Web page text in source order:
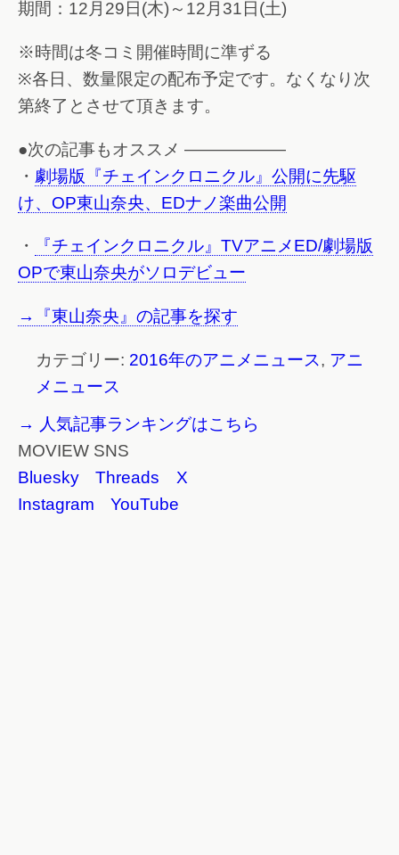
期間：12月29日(木)～12月31日(土)
※時間は冬コミ開催時間に準ずる
※各日、数量限定の配布予定です。なくなり次
第終了とさせて頂きます。
●次の記事もオススメ ——————
・ 劇場版『チェインクロニクル』公開に先駆
け、OP東山奈央、EDナノ楽曲公開
・
『チェインクロニクル』TVアニメED/劇場版
OPで東山奈央がソロデビュー
→『東山奈央』の記事を探す
カテゴリー: 2016年のアニメニュース, アニ
メニュース
→ 人気記事ランキングはこちら
MOVIEW SNS
Bluesky
Threads
X
Instagram
YouTube